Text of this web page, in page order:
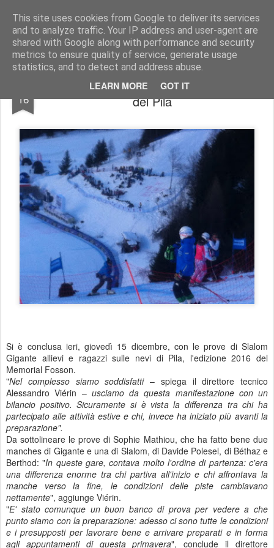
This site uses cookies from Google to deliver its services
and to analyze traffic. Your IP address and user-agent are
shared with Google along with performance and security
metrics to ensure quality of service, generate usage
statistics, and to detect and address abuse.
LEARN MORE GOT IT
Ski Club Pila news Le news dello Ski Club Pila
16
Trofeo Fosson, buone prove dei ragazzi
del Pila
Si è conclusa ieri, giovedì 15 dicembre, con le prove di Slalom
Gigante allievi e ragazzi sulle nevi di Pila, l'edizione 2016 del
Memorial Fosson.
"Nel complesso siamo soddisfatti– spiega il direttore tecnico
Alessandro Viérin – usciamo da questa manifestazione con un
bilancio positivo. Sicuramente si è vista la differenza tra chi ha
partecipato alle attività estive e chi, invece ha iniziato più avanti la
preparazione".
Da sottolineare le prove di Sophie Mathiou, che ha fatto bene due
manches di Gigante e una di Slalom, di Davide Polesel, di Béthaz e
Berthod: "In queste gare, contava molto l'ordine di partenza: c'era
una differenza enorme tra chi partiva all'inizio e chi affrontava la
manche verso la fine, le condizioni delle piste cambiavano
nettamente", aggiunge Viérin.
"E' stato comunque un buon banco di prova per vedere a che
punto siamo con la preparazione: adesso ci sono tutte le condizioni
e i presupposti per lavorare bene e arrivare preparati e in forma
agli appuntamenti di questa primavera", conclude il direttore